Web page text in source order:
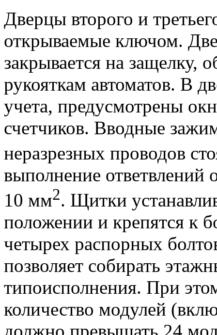
Дверцы второго и
открываемые ключом.
закрывается на защелку,
рукояткам автоматов. В
учета, предусмотрены
счетчиков. Вводные
неразрезных проводов
выполнение ответвлений
10 мм2. Щитки
положении и крепятся к
четырех распорных
позволяет собирать
типоисполнения. При
количество модулей